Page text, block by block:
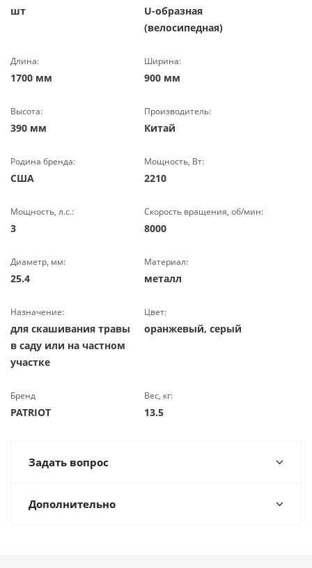
шт
U-образная
(велосипедная)
Длина:
1700 мм
Ширина:
900 мм
Высота:
390 мм
Производитель:
Китай
Родина бренда:
США
Мощность, Вт:
2210
Мощность, л.с.:
3
Скорость вращения, об/мин:
8000
Диаметр, мм:
25.4
Материал:
металл
Назначение:
для скашивания травы
в саду или на частном
участке
Цвет:
оранжевый, серый
Бренд
PATRIOT
Вес, кг:
13.5
Задать вопрос
Дополнительно